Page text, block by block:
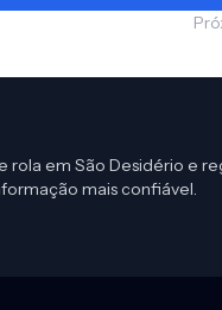
rola em São Desidério e
mais confiável.